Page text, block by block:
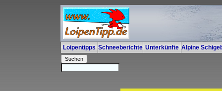
Loipentipps Schneeberichte Unterkünfte Alpine